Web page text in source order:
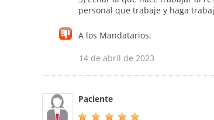
personal que trabaje y haga
A los Mandatarios.
14 de abril de 2023
Paciente